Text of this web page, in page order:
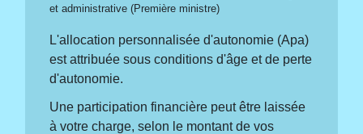
et administrative (Première ministre)
L'allocation personnalisée d'autonomie (Apa)
est attribuée sous conditions d'âge et de perte
d'autonomie.
Une participation financière peut être laissée
à votre charge, selon le montant de vos